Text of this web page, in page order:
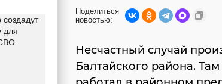
Поделиться
новостью:
Несчастный случай
Балтайского района.